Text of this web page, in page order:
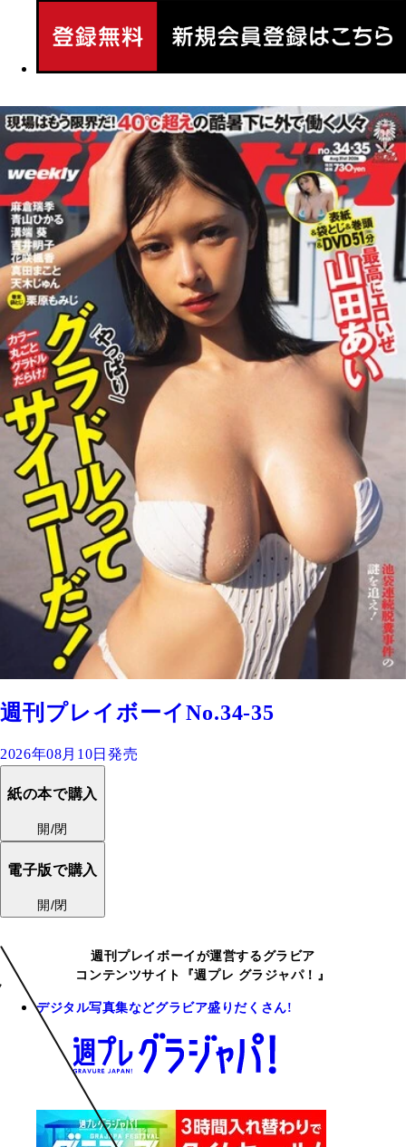
週刊プレイボーイNo.34-35
2026年08月10日発売
紙の本で購入
開/閉
電子版で購入
開/閉
週刊プレイボーイが運営するグラビア
コンテンツサイト『週プレ グラジャパ！』
デジタル写真集などグラビア盛りだくさん!